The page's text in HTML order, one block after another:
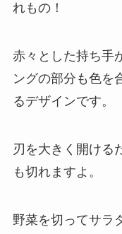
れもの！
赤々とした持ち手
ングの部分も色を
るデザインです。
刃を大きく開ける
も切れますよ。
野菜を切ってサラ